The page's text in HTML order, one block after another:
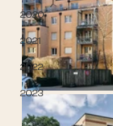
2020
2021
2022
2023